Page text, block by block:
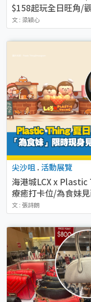
$158起玩全日旺角/
文 : 梁穎心
尖沙咀 . 活動展覽
海港城LCX x
療癒打卡位/為食妹
文 : 張詩朗